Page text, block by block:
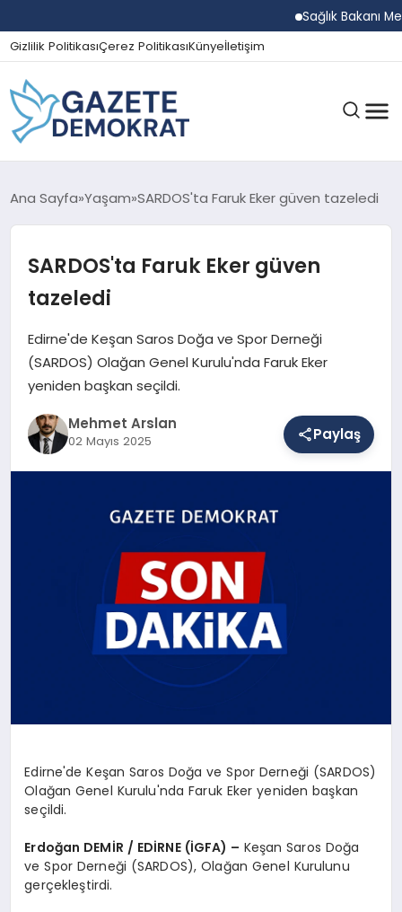
Sağlık Bakanı
Gizlilik PolitikasıÇerez PolitikasıKünyeİletişim
GÜNDEM
EKONOMI
MAGAZIN
Ana Sayfa Yaşam SARDOS'ta Faruk Eker güven tazeledi
SARDOS'ta Faruk Eker güven
tazeledi
Edirne'de Keşan Saros Doğa ve Spor Derneği
(SARDOS) Olağan Genel Kurulu'nda Faruk Eker
yeniden başkan seçildi.
Mehmet Arslan
02 Mayıs 2025 Paylaş
Edirne'de Keşan Saros Doğa ve Spor Derneği (SARDOS)
Olağan Genel Kurulu'nda Faruk Eker yeniden başkan
seçildi.
Erdoğan DEMİR / EDİRNE (İGFA) – Keşan Saros Doğa
ve Spor Derneği (SARDOS), Olağan Genel Kurulunu
gerçekleştirdi.